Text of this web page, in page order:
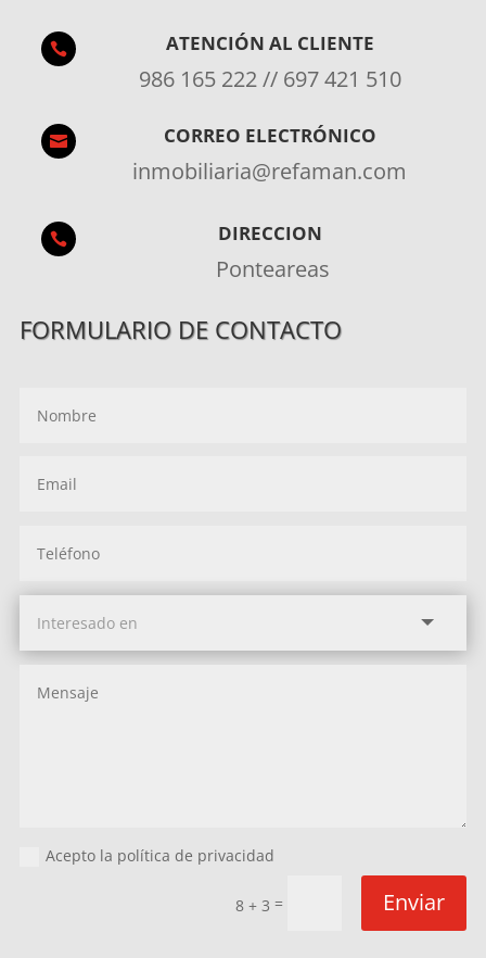
 ATENCIÓN AL CLIENTE
986 165 222 // 697 421 510
 CORREO ELECTRÓNICO
inmobiliaria@refaman.com
 DIRECCION
Ponteareas
FORMULARIO DE CONTACTO
Acepto la política de privacidad
8 + 3 = Enviar